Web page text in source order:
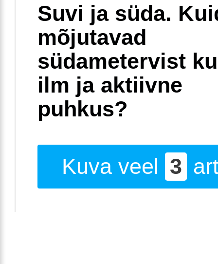
Suvi ja süda.
mõjutavad
südametervist
ilm ja aktiivne
puhkus?
Kuva veel 3